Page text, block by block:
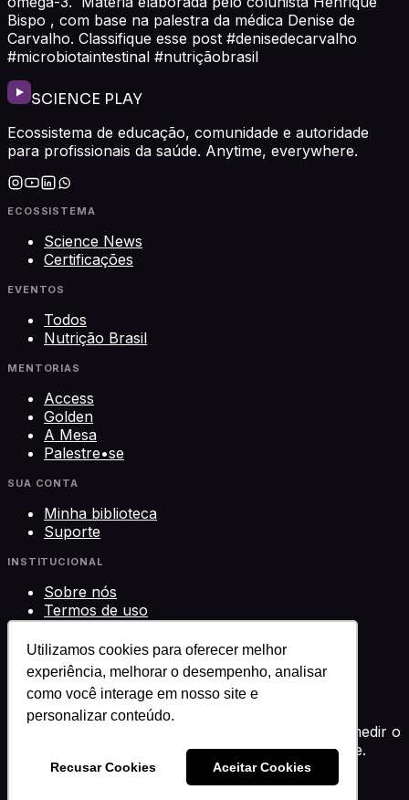
Utilizamos cookies para oferecer melhor
experiência, melhorar o desempenho, analisar
como você interage em nosso site e
personalizar conteúdo.
Recusar Cookies Aceitar Cookies
Bispo , com base na palestra da médica Denise de
Carvalho. Classifique esse post #denisedecarvalho
#microbiotaintestinal #nutriçãobrasil
SCIENCE PLAY
Ecossistema de educação, comunidade e autoridade
para profissionais da saúde. Anytime, everywhere.
ECOSSISTEMA
Science News
Certificações
EVENTOS
Todos
Nutrição Brasil
MENTORIAS
Access
Golden
A Mesa
Palestre•se
SUA CONTA
Minha biblioteca
Suporte
INSTITUCIONAL
Sobre nós
Termos de uso
Privacidade
Contato
2026Science Play Cursos LTDA · CNPJ
33.612.911/0001-29 · Brasília, DFScience Play®
Usamos cookies para melhorar sua experiência, medir o
desempenho e personalizar conteúdo. Você decide.
Política de privacidade